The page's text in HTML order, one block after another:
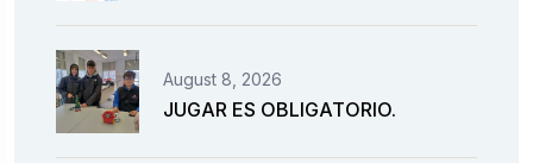
August 8, 2026
JUGAR ES OBLIGATORIO.